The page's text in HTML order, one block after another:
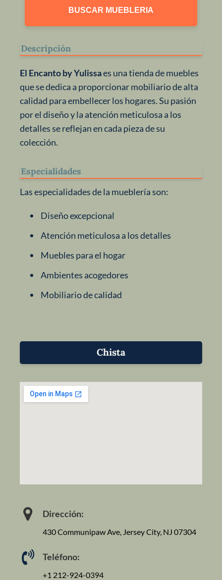
BUSCAR MUEBLERIA
Descripción
El Encanto by Yulissaes una tienda de muebles
que se dedica a proporcionar mobiliario de alta
calidad para embellecer los hogares. Su pasión
por el diseño y la atención meticulosa a los
detalles se reflejan en cada pieza de su
colección.
Especialidades
Las especialidades de la mueblería son:
Diseño excepcional
Atención meticulosa a los detalles
Muebles para el hogar
Ambientes acogedores
Mobiliario de calidad
Chista
Dirección:
430 Communipaw Ave, Jersey City, NJ 07304
Teléfono:
+1 212-924-0394